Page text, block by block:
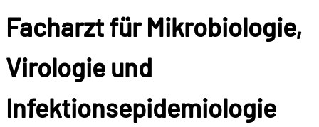
Facharzt für Mikrobiologie,
Virologie und
Infektionsepidemiologie